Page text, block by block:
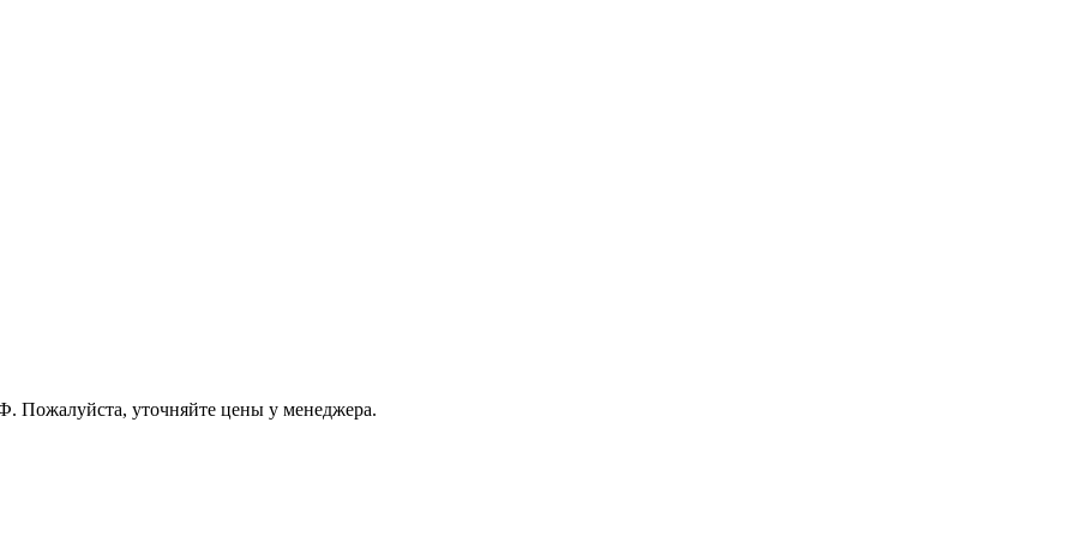
Пожалуйста, уточняйте цены у менеджера.